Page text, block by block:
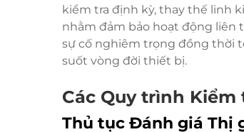
kiểm tra định kỳ, thay thế linh
nhằm đảm bảo hoạt động liên
sự cố nghiêm trọng đồng thời
suốt vòng đời thiết bị.
Các Quy trình
Thủ tục Đánh giá Thị